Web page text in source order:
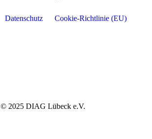
Datenschutz Cookie-Richtlinie (EU)
© 2025 DIAG Lübeck e.V.